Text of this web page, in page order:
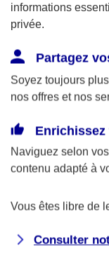
informations
privée.
Partagez
Soyez toujours
nos offres et nos
Naviguez selon
contenu adapté à
Vous êtes libre de
Consulter